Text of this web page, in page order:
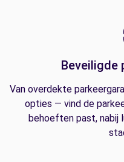
Beveiligde
Van overdekte
opties — vind de
behoeften past, nabij